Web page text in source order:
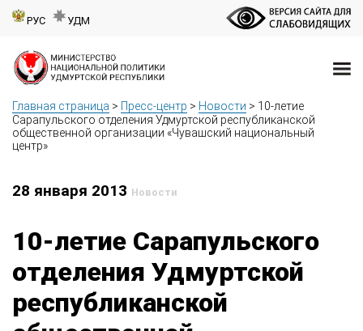
РУС УДМ
Главная страница > Пресс-центр > Новости > 10-летие
Сарапульского отделения Удмуртской республиканской
общественной организации «Чувашский национальный
центр»
28 января 2013 Новости
10-летие Сарапульского
отделения Удмуртской
республиканской